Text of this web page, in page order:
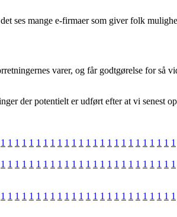
ses mange e-firmaer som giver folk
varer, og får godtgørelse for så
der potentielt er udført efter at vi senest
1 1 1 1 1 1 1 1 1 1 1 1 1 1 1 1 1 1 1 1 1 1 1 1 1
1 1 1 1 1 1 1 1 1 1 1 1 1 1 1 1 1 1 1 1 1 1 1 1 1
1 1 1 1 1 1 1 1 1 1 1 1 1 1 1 1 1 1 1 1 1 1 1 1 1